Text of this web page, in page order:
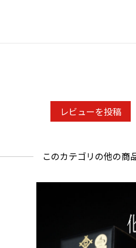
レビューを投稿
このカテゴリの他の商